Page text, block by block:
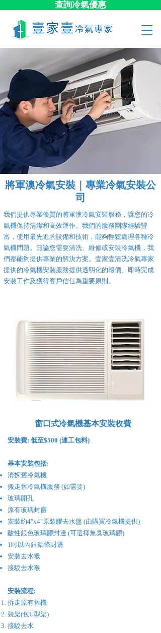
查詢冷氣優惠
將軍澳冷氣安裝｜專業冷氣安裝公
司
我們提供專業優質的將軍澳冷氣安裝服務，讓您的冷
氣機保持清潔和高效運作。我們的服務團隊經驗豐
富，使用最先進的設備和技術，能夠輕鬆處理各種冷
氣機問題。無論您需要清洗、維修或安裝冷氣機，我
們都能夠提供專業的解決方案。壹家壹清洗冷氣專家
提供的冷氣機安裝服務提供透明化的報價、即時完成
安裝工作及獲得客戶信任為重要原則。
窗口式冷氣機基本安裝收費
安裝費: 低至$500 (連工包料)
基本安裝包括:
清拆舊冷氣機
搬走舊冷氣機服務 (如需要)
玻璃開孔
原有玻璃封窗
安裝約4"x4"原裝膠去水盤 (由購買冷氣機提供)
酸性銀色玻璃膠封邊 (可選擇無臭玻璃膠)
1吋以內銀鋁條封邊
安裝去水喉
接駁去水喉
安裝流程:
拆走原有舊機
裝架(包U型架)
接駁去水